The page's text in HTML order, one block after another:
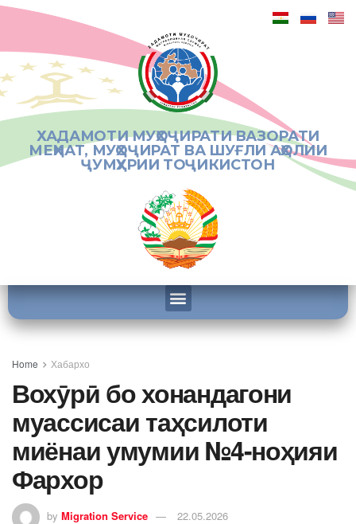
ХАДАМОТИ МУҲОҶИРАТИ ВАЗОРАТИ
МЕҲНАТ, МУҲОҶИРАТ ВА ШУҒЛИ АҲОЛИИ
ҶУМҲУРИИ ТОҶИКИСТОН
Home Хабархо
Вохӯрӣ бо хонандагони
муассисаи таҳсилоти
миёнаи умумии №4-ноҳияи
Фархор
by Migration Service 22.05.2026